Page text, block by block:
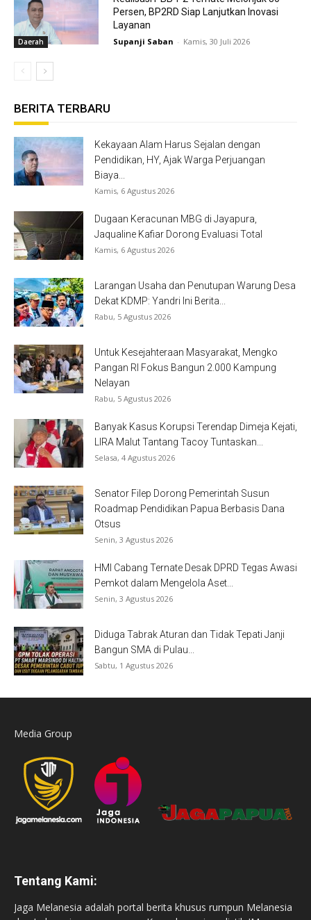
Daerah
Persen, BP2RD Siap Lanjutkan Inovasi
Layanan
Supanji Saban - Kamis, 30 Juli 2026
BERITA TERBARU
Kekayaan Alam Harus Sejalan dengan
Pendidikan, HY, Ajak Warga Perjuangan
Biaya...
Kamis, 6 Agustus 2026
Dugaan Keracunan MBG di Jayapura,
Jaqualine Kafiar Dorong Evaluasi Total
Kamis, 6 Agustus 2026
Larangan Usaha dan Penutupan Warung Desa
Dekat KDMP: Yandri Ini Berita...
Rabu, 5 Agustus 2026
Untuk Kesejahteraan Masyarakat, Mengko
Pangan RI Fokus Bangun 2.000 Kampung
Nelayan
Rabu, 5 Agustus 2026
Banyak Kasus Korupsi Terendap Dimeja Kejati,
LIRA Malut Tantang Tacoy Tuntaskan...
Selasa, 4 Agustus 2026
Senator Filep Dorong Pemerintah Susun
Roadmap Pendidikan Papua Berbasis Dana
Otsus
Senin, 3 Agustus 2026
HMI Cabang Ternate Desak DPRD Tegas Awasi
Pemkot dalam Mengelola Aset...
Senin, 3 Agustus 2026
Diduga Tabrak Aturan dan Tidak Tepati Janji
Bangun SMA di Pulau...
Sabtu, 1 Agustus 2026
Media Group
Tentang Kami:
Jaga Melanesia adalah portal berita khusus rumpun Melanesia